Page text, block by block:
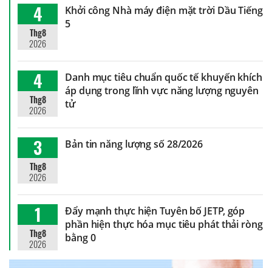
4
Thg8
2026
Khởi công Nhà máy điện mặt trời Dầu Tiếng
5
4
Thg8
2026
Danh mục tiêu chuẩn quốc tế khuyến khích
áp dụng trong lĩnh vực năng lượng nguyên
tử
3
Thg8
2026
Bản tin năng lượng số 28/2026
1
Thg8
2026
Đẩy mạnh thực hiện Tuyên bố JETP, góp
phần hiện thực hóa mục tiêu phát thải ròng
bằng 0